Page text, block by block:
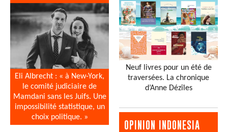
Eli Albrecht : « à New-York,
le comité judiciaire de
Mamdani sans les Juifs. Une
impossibilité statistique, un
choix politique. »
Neuf livres pour un été de
traversées. La chronique
d’Anne Dézîles
OPINION INDONESIA